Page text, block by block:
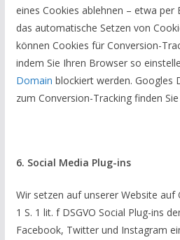
eines Cookies ablehnen – etwa per
das automatische Setzen von
können Cookies für Conversion-
indem Sie Ihren Browser so
Domain blockiert werden. Googles
zum Conversion-Tracking finden Sie
6. Social Media Plug-ins
Wir setzen auf unserer Website auf
1 S. 1 lit. f DSGVO Social Plug-ins
Facebook, Twitter und Instagram